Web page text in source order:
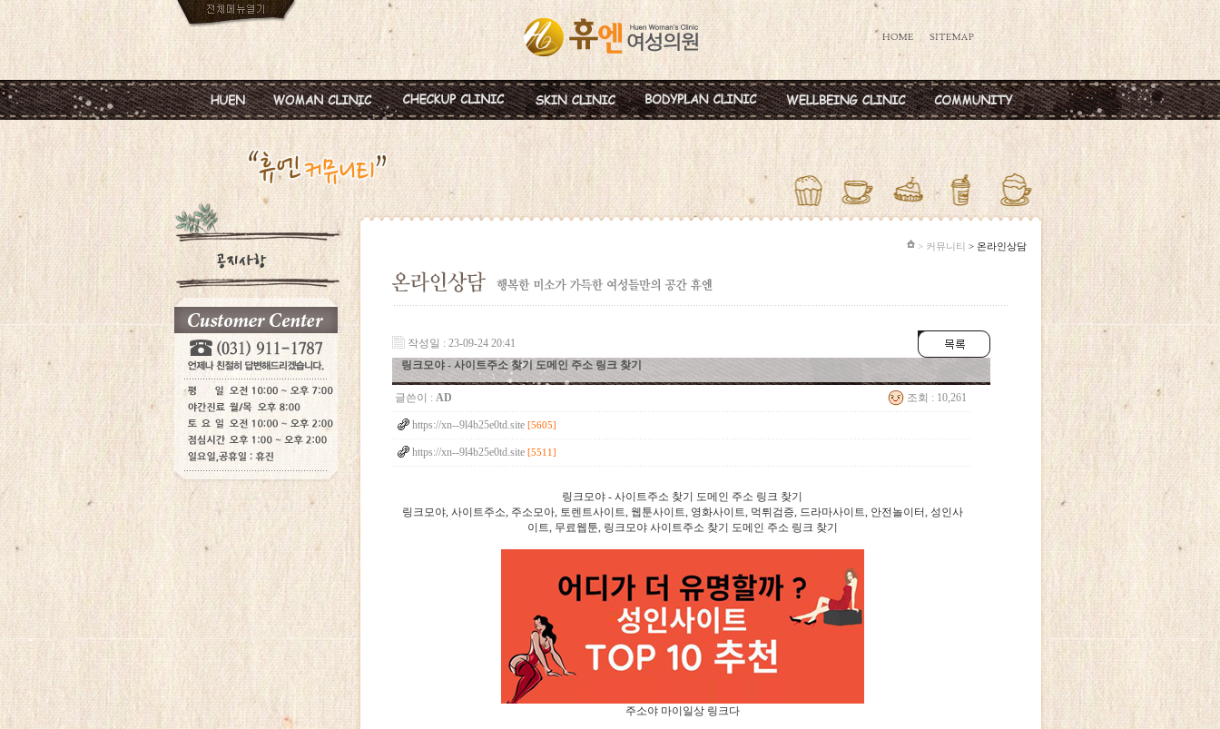
진료안내
병원둘러보기
찾아오시는길
피임
월경이상
갱년기 및 폐경
여성성형
혈액종합검진
미혼여성검진
초기임신검진
레스틸렌
비만약물요법
지방분해주사
카복시테라피
신데렐라주사
비타민칵테일
백옥주사
태반·마늘주사
공지사항
> 커뮤니티 > 온라인상담
작성일 : 23-09-24 20:41
링크모야 - 사이트주소 찾기 도메인 주소 링크 찾기
글쓴이 : AD 조회 : 10,261
https://xn--9l4b25e0td.site [5605]
https://xn--9l4b25e0td.site [5511]
링크모야 - 사이트주소 찾기 도메인 주소 링크 찾기
링크모야, 사이트주소, 주소모아, 토렌트사이트, 웹툰사이트, 영화사이트, 먹튀검증, 드라마사이트, 안전놀이터, 성인사
이트, 무료웹툰, 링크모야 사이트주소 찾기 도메인 주소 링크 찾기
주소야 마이일상 링크다